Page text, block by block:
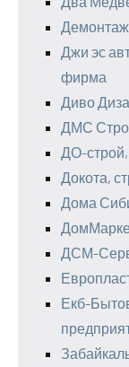
Джи эс
фирма
Диво
ДМС
ДО-
Докота,
Дома
ДСМ-
Екб-